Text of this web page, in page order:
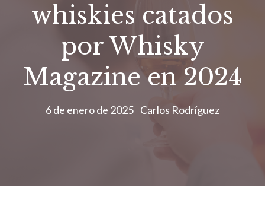
whiskies catados
por Whisky
Magazine en 2024
6 de enero de 2025 Carlos Rodríguez